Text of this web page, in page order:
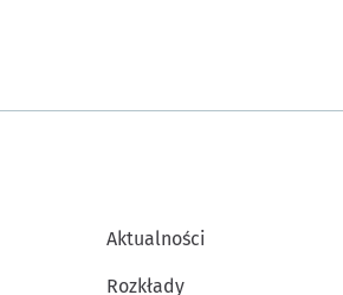
Aktualności
Rozkłady